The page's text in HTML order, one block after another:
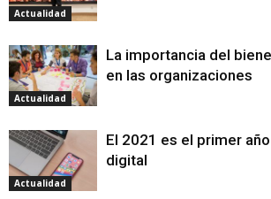
Actualidad
Actualidad
La importancia del
en las organizaciones
Actualidad
El 2021 es el primer
digital